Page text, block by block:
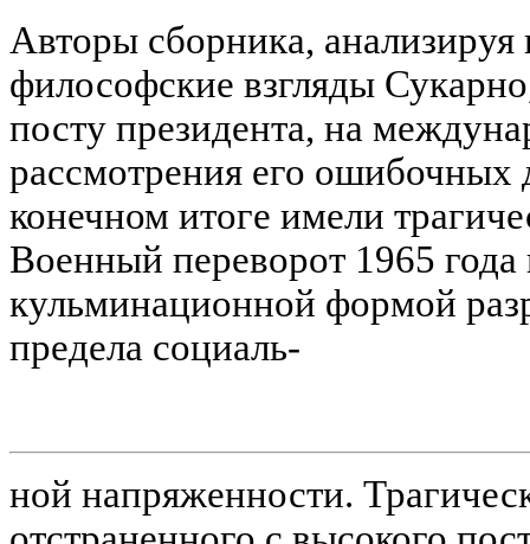
Авторы сборника, анализируя
философские взгляды
посту президента, на
рассмотрения его ошибочных
конечном итоге имели
Военный переворот 1965
кульминационной формой
предела социаль-
ной напряженности.